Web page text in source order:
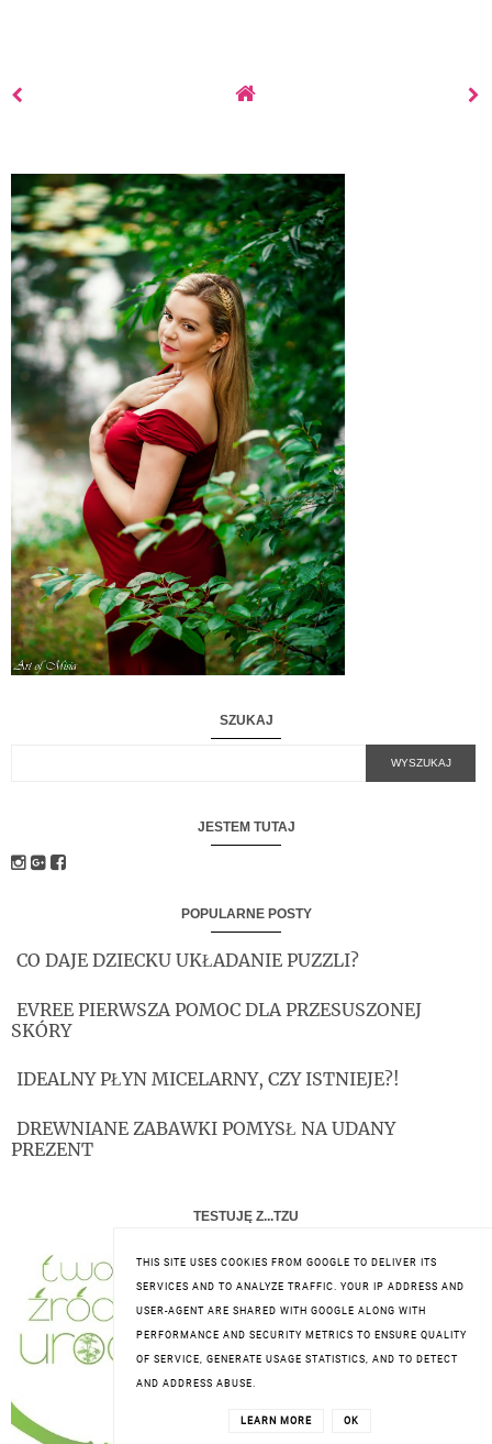
SZUKAJ
JESTEM TUTAJ
POPULARNE POSTY
CO DAJE DZIECKU UKŁADANIE PUZZLI?
EVREE PIERWSZA POMOC DLA PRZESUSZONEJ
SKÓRY
IDEALNY PŁYN MICELARNY, CZY ISTNIEJE?!
DREWNIANE ZABAWKI POMYSŁ NA UDANY
PREZENT
TESTUJĘ Z...TZU
THIS SITE USES COOKIES FROM GOOGLE TO DELIVER ITS
SERVICES AND TO ANALYZE TRAFFIC. YOUR IP ADDRESS AND
USER-AGENT ARE SHARED WITH GOOGLE ALONG WITH
PERFORMANCE AND SECURITY METRICS TO ENSURE QUALITY
OF SERVICE, GENERATE USAGE STATISTICS, AND TO DETECT
AND ADDRESS ABUSE.
LEARN MORE OK